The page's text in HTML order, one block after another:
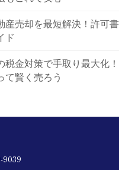
産売却を最短解決！許可
ド
税金対策で手取り最大化
て賢く売ろう
9039